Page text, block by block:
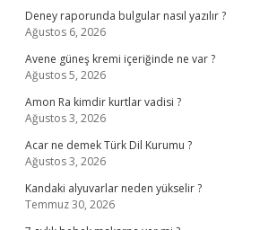
Deney raporunda bulgular nasıl yazılır ?
Ağustos 6, 2026
Avene güneş kremi içeriğinde ne var ?
Ağustos 5, 2026
Amon Ra kimdir kurtlar vadisi ?
Ağustos 3, 2026
Acar ne demek Türk Dil Kurumu ?
Ağustos 3, 2026
Kandaki alyuvarlar neden yükselir ?
Temmuz 30, 2026